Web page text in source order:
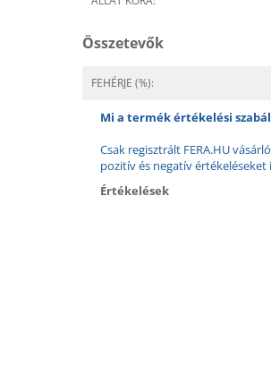
Összetevők
FEHÉRJE (%):
Mi a termék értékelési
Csak regisztrált FERA.HU
pozitív és negatív értékeléseket
Értékelések